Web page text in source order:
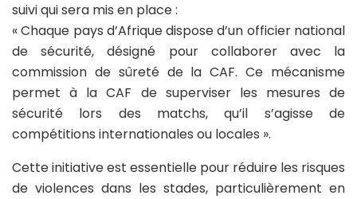
suivi qui sera mis en place :
« Chaque pays d’Afrique dispose d’un officier national
de sécurité, désigné pour collaborer avec la
commission de sûreté de la CAF. Ce mécanisme
permet à la CAF de superviser les mesures de
sécurité lors des matchs, qu’il s’agisse de
compétitions internationales ou locales ».
Cette initiative est essentielle pour réduire les risques
de violences dans les stades, particulièrement en